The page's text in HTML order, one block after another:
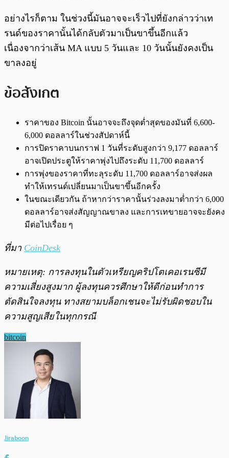
อย่างไรก็ตาม ในช่วงนี้มันอาจจะเร็วไปที่ยังกล่าวว่าเท
รนด์ของราคานั้นได้กลับตัวมาเป็นขาขึ้นอีกแล้ว
เนื่องจากว่าเส้น MA แบบ 5 วันและ 10 วันนั้นยังคงเป็น
ขาลงอยู่
ข้อสังเกต
ราคาของ Bitcoin นั้นอาจจะถึงจุดต่ำสุดของมันที่ 6,600-
6,000 ดอลลาร์ในช่วงสัปดาห์นี้
การปิดราคาบนกราฟ 1 วันที่ระดับสูงกว่า 9,177 ดอลลาร์
อาจเปิดประตูให้ราคาพุ่งไปถึงระดับ 11,700 ดอลลาร์
การพุ่งของราคาที่ทะลุระดับ 11,700 ดอลลาร์อาจส่งผล
ทำให้เทรนด์เปลี่ยนมาเป็นขาขึ้นอีกครั้ง
ในขณะเดียวกัน ถ้าหากว่าราคานั้นร่วงลงมาต่ำกว่า 6,000
ดอลลาร์อาจส่งสัญญาณขาลง และการเทขายอาจจะยังคง
มีต่อไปเรื่อย ๆ
ที่มา CoinDesk
หมายเหตุ: การลงทุนในตัวเหรียญคริปโตเคอเรนซีมี
ความเสี่ยงสูงมาก ผู้ลงทุนควรศึกษาให้ดีก่อนทำการ
ตัดสินใจลงทุน ทางสยามบล็อกเชนจะไม่รับผิดชอบใน
ความสูญเสียในทุกกรณี
bitcoin
Jiraboon